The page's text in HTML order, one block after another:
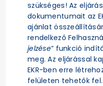
szükséges! Az
dokumentumait az
ajánlat
rendelkező
jelzése” funkció
meg. Az eljárással
EKR-ben erre
felületen tehetők fel.